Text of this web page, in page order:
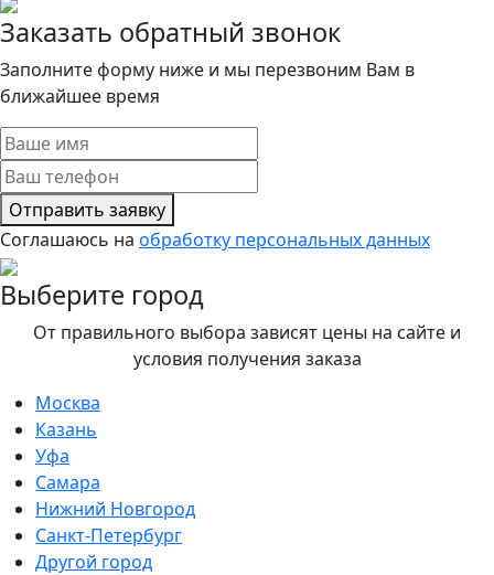
Заказать обратный звонок
Заполните форму ниже и мы перезвоним Вам в
ближайшее время
Отправить заявку
Соглашаюсь на обработку персональных данных
Выберите город
От правильного выбора зависят цены на сайте и
условия получения заказа
Москва
Казань
Уфа
Самара
Нижний Новгород
Санкт-Петербург
Другой город